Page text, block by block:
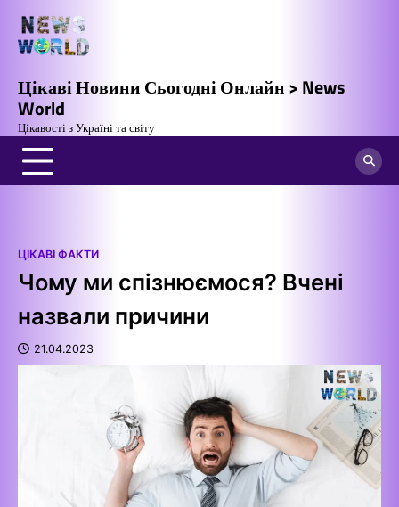
вмісту
Цікаві Новини Сьогодні Онлайн > News
World
Цікавості з Україні та світу
ЦІКАВІ ФАКТИ
Чому ми спізнюємося? Вчені
назвали причини
21.04.2023